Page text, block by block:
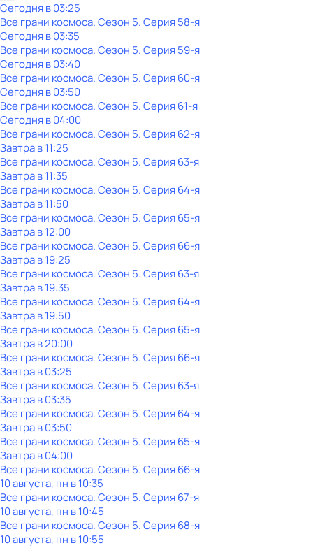
Сегодня в 03:25
Все грани космоса. Сезон 5. Серия 58-я
Сегодня в 03:35
Все грани космоса. Сезон 5. Серия 59-я
Сегодня в 03:40
Все грани космоса. Сезон 5. Серия 60-я
Сегодня в 03:50
Все грани космоса. Сезон 5. Серия 61-я
Сегодня в 04:00
Все грани космоса. Сезон 5. Серия 62-я
Завтра в 11:25
Все грани космоса. Сезон 5. Серия 63-я
Завтра в 11:35
Все грани космоса. Сезон 5. Серия 64-я
Завтра в 11:50
Все грани космоса. Сезон 5. Серия 65-я
Завтра в 12:00
Все грани космоса. Сезон 5. Серия 66-я
Завтра в 19:25
Все грани космоса. Сезон 5. Серия 63-я
Завтра в 19:35
Все грани космоса. Сезон 5. Серия 64-я
Завтра в 19:50
Все грани космоса. Сезон 5. Серия 65-я
Завтра в 20:00
Все грани космоса. Сезон 5. Серия 66-я
Завтра в 03:25
Все грани космоса. Сезон 5. Серия 63-я
Завтра в 03:35
Все грани космоса. Сезон 5. Серия 64-я
Завтра в 03:50
Все грани космоса. Сезон 5. Серия 65-я
Завтра в 04:00
Все грани космоса. Сезон 5. Серия 66-я
10 августа, пн в 10:35
Все грани космоса. Сезон 5. Серия 67-я
10 августа, пн в 10:45
Все грани космоса. Сезон 5. Серия 68-я
10 августа, пн в 10:55